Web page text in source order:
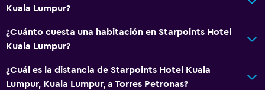
Botiquín de primeros auxilios
Cámaras CCTV en el exterior
Kuala Lumpur?
¿Cuánto cuesta una habitación en Starpoints Hotel
Kuala Lumpur?
¿Cuál es la distancia de Starpoints Hotel Kuala
Lumpur, Kuala Lumpur, a Torres Petronas?